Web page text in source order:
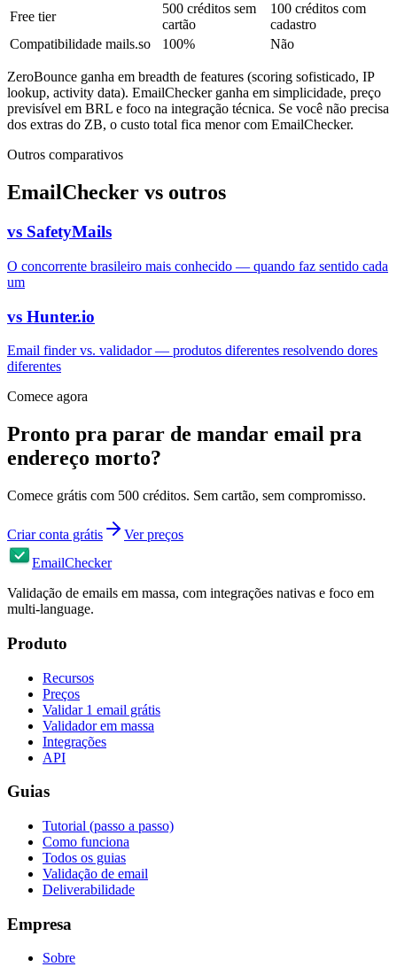
Free tier
500 créditos sem
cartão
100 créditos com
cadastro
Compatibilidade mails.so
100% Não
ZeroBounce ganha em breadth de features (scoring sofisticado, IP
lookup, activity data). EmailChecker ganha em simplicidade, preço
previsível em BRL e foco na integração técnica. Se você não precisa
dos extras do ZB, o custo total fica menor com EmailChecker.
Outros comparativos
EmailChecker vs outros
vs SafetyMails
O concorrente brasileiro mais conhecido — quando faz sentido cada
um
vs Hunter.io
Email finder vs. validador — produtos diferentes resolvendo dores
diferentes
Comece agora
Pronto pra parar de mandar email pra
endereço morto?
Comece grátis com 500 créditos. Sem cartão, sem compromisso.
Criar conta grátis
Ver preços
EmailChecker
Validação de emails em massa, com integrações nativas e foco em
multi-language.
Produto
Recursos
Preços
Validar 1 email grátis
Validador em massa
Integrações
API
Guias
Tutorial (passo a passo)
Como funciona
Todos os guias
Validação de email
Deliverabilidade
Empresa
Sobre